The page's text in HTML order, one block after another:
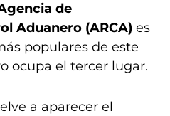
de
Aduanero (ARCA) es
populares de este
ocupa el tercer lugar.
a aparecer el